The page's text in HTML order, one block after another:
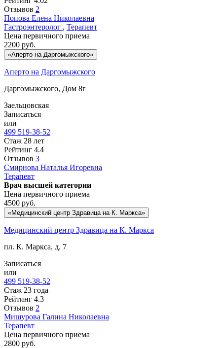
Отзывов 2
Попова Елена Николаевна
Гастроэнтеролог , Терапевт
Цена первичного приема
2200 руб.
«Аперто на Даргомыжского»
Аперто на Даргомыжского
Даргомыжского, Дом 8г
Заельцовская
Записаться
или
499 519-38-52
Стаж 28 лет
Рейтинг 4.4
Отзывов 3
Смирнова Наталья Игоревна
Терапевт
Врач высшей категории
Цена первичного приема
4500 руб.
«Медицинский центр Здравица на К. Маркса»
Медицинский центр Здравица на К. Маркса
пл. К. Маркса, д. 7
Записаться
или
499 519-38-52
Стаж 23 года
Рейтинг 4.3
Отзывов 2
Мишурова Галина Николаевна
Терапевт
Цена первичного приема
2800 руб.